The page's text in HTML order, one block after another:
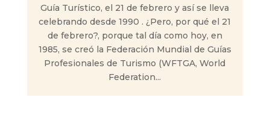
Guía Turístico, el 21 de febrero y así se lleva
celebrando desde 1990 . ¿Pero, por qué el 21
de febrero?, porque tal día como hoy, en
1985, se creó la Federación Mundial de Guías
Profesionales de Turismo (WFTGA, World
Federation...